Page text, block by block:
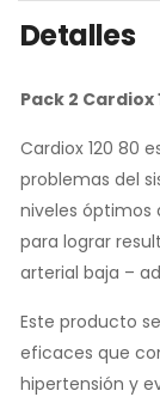
Detalles
Pack 2
Cardiox 120 80
problemas del
niveles óptimos
para lograr
arterial baja –
Este producto
eficaces que
hipertensión y